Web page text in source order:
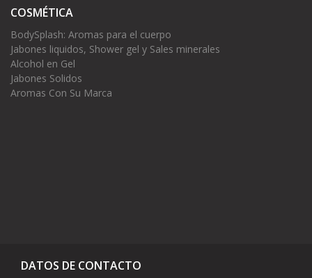
COSMÉTICA
BodySplash: Aromas para el cuerpo
Jabones liquidos, Shower gel y Sales minerales
Alcohol en Gel
Jabones Solidos
Aromas Con Su Marca
DATOS DE CONTACTO